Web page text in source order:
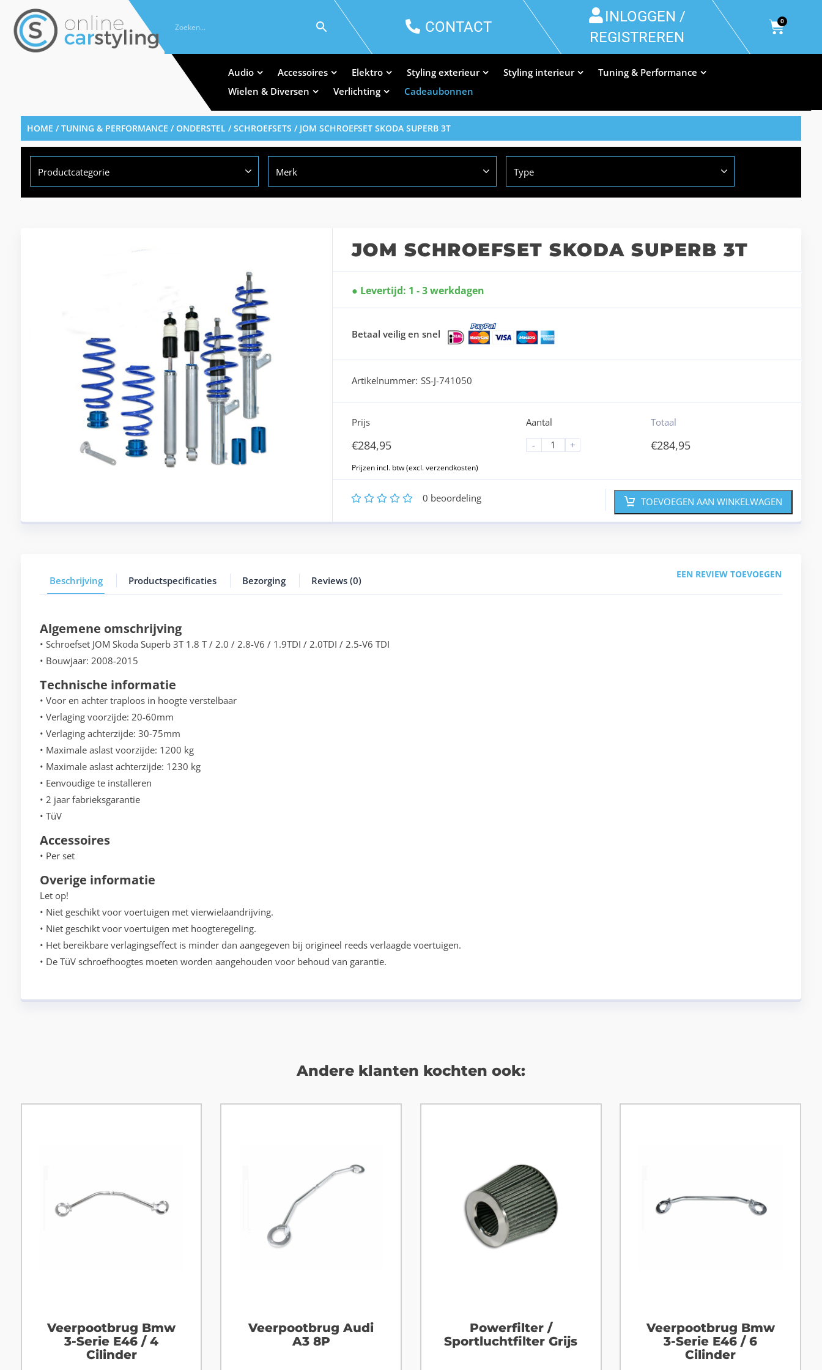
CONTACT
INLOGGEN /
REGISTREREN
0
Audio Accessoires Elektro Styling exterieur Styling interieur
Tuning & Performance
Wielen & Diversen
Verlichting Cadeaubonnen
HOME /TUNING & PERFORMANCE /ONDERSTEL/SCHROEFSETS / JOM SCHROEFSET SKODA SUPERB 3T
Productcategorie Merk Type
JOM SCHROEFSET SKODA SUPERB 3T
Levertijd: 1 - 3 werkdagen
Betaal veilig en snel
Artikelnummer: SS-J-741050
Prijs
€284,95
Aantal
-
+
Totaal
€284,95
5
4
3
2 0 beoordeling TOEVOEGEN AAN WINKELWAGEN
Beschrijving Productspecificaties Bezorging Reviews (0)
EEN REVIEW TOEVOEGEN
Algemene omschrijving
• Schroefset JOM Skoda Superb 3T 1.8 T / 2.0 / 2.8-V6 / 1.9TDI / 2.0TDI / 2.5-V6 TDI
• Bouwjaar: 2008-2015
Technische informatie
• Voor en achter traploos in hoogte verstelbaar
• Verlaging voorzijde: 20-60mm
• Verlaging achterzijde: 30-75mm
• Maximale aslast voorzijde: 1200 kg
• Maximale aslast achterzijde: 1230 kg
• Eenvoudige te installeren
• 2 jaar fabrieksgarantie
• TüV
Accessoires
• Per set
Overige informatie
Let op!
• Niet geschikt voor voertuigen met vierwielaandrijving.
• Niet geschikt voor voertuigen met hoogteregeling.
• Het bereikbare verlagingseffect is minder dan aangegeven bij origineel reeds verlaagde voertuigen.
• De TüV schroefhoogtes moeten worden aangehouden voor behoud van garantie.
Andere klanten kochten ook:
Veerpootbrug Bmw
3-Serie E46 / 4
Cilinder
Veerpootbrug Audi
A3 8P
Powerfilter /
Sportluchtfilter Grijs
Veerpootbrug Bmw
3-Serie E46 / 6
Cilinder